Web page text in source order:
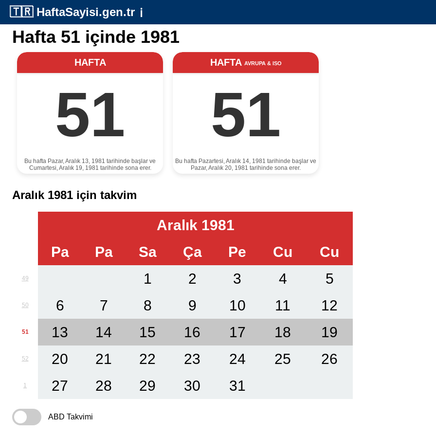
🇹🇷 HaftaSayisi.gen.tr ℹ️
Hafta 51 içinde 1981
HAFTA
51
Bu hafta Pazar, Aralık 13, 1981 tarihinde başlar ve
Cumartesi, Aralık 19, 1981 tarihinde sona erer.
HAFTA AVRUPA & ISO
51
Bu hafta Pazartesi, Aralık 14, 1981 tarihinde başlar ve
Pazar, Aralık 20, 1981 tarihinde sona erer.
Aralık 1981 için takvim
Aralık 1981
Pa
Pa Sa Ça Pe Cu Cu
49 1 2 3 4 5
50 6 7 8 9 10 11 12
51 13 14 15 16 17 18 19
52 20 21 22 23 24 25 26
1 27 28 29 30 31
ABD Takvimi